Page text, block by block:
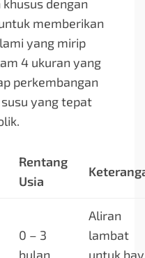
dengan
memberikan
yang mirip
4 ukuran yang
perkembangan
yang tepat
Rentang
Usia
0 – 3
bulan
Aliran
lambat
untuk